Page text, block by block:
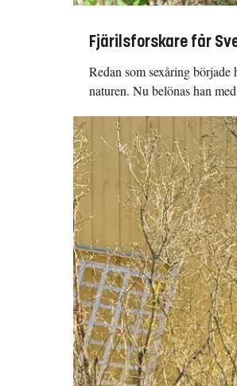
Fjärilsforskare får
Redan som sexåring
naturen. Nu belönas han